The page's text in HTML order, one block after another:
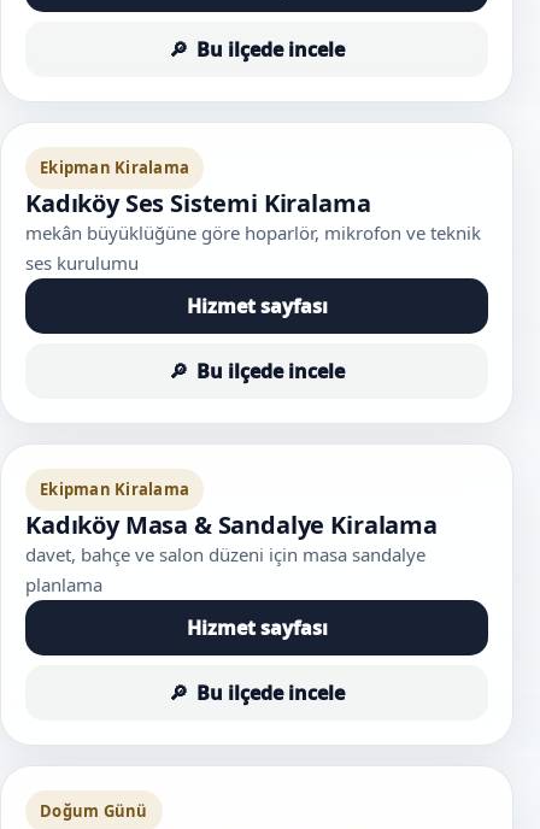
Bu ilçede incele
Ekipman Kiralama
Kadıköy Ses Sistemi Kiralama
mekân büyüklüğüne göre hoparlör, mikrofon ve teknik
ses kurulumu
Hizmet sayfası
Bu ilçede incele
Ekipman Kiralama
Kadıköy Masa & Sandalye Kiralama
davet, bahçe ve salon düzeni için masa sandalye
planlama
Hizmet sayfası
Bu ilçede incele
Doğum Günü